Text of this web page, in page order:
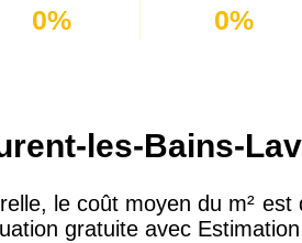
0% 0%
les-Bains-
le coût moyen du m² est
gratuite avec